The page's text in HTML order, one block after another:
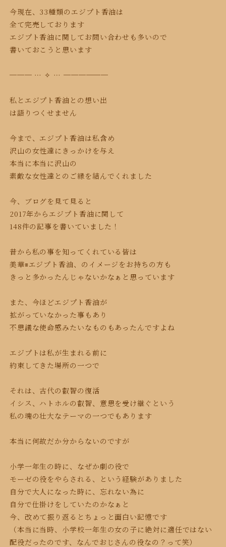
今現在、33種類のエジプト香油は
全て完売しております
エジプト香油に関してお問い合わせも多いので
書いておこうと思います
─── ⋯ ✧ ⋯ ──────
私とエジプト香油との想い出
は語りつくせません
今まで、エジプト香油は私含め
沢山の女性達にきっかけを与え
本当に本当に沢山の
素敵な女性達とのご縁を結んでくれました
今、ブログを見て見ると
2017年からエジプト香油に関して
148件の記事を書いていました！
昔から私の事を知ってくれている皆は
美華🟰エジプト香油、のイメージをお持ちの方も
きっと多かったんじゃないかなぁと思っています
また、今ほどエジプト香油が
拡がっていなかった事も あり
不思議な使命感みたいなものもあったんですよね
エジプトは私が生まれる前に
約束してきた場所の一つで
それは、古代の叡智の復活
イシス、ハトホルの叡智、意思を受け継ぐという
私の魂の壮大なテーマの一つでもあります
本当に何故だか分からないのですが
小学一年生の時に、なぜか劇の役で
モーゼの役をやらされる、という経験がありました
自分で大人になった時に、忘れない為に
自分で仕掛けをしていたのかなぁと
今、改めて振り返るとちょっと面白い記憶です
（本当に当時、小学校一年生の女の子に絶対に適任ではない
配役だったのです、なんでおじさんの役なの？って笑）